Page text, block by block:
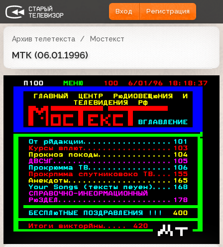
Вход Регистрация
Архив телетекста Мостекст
МТК (06.01.1996)
   П100
  МЕНЮ
100  6/01/96 18:18:37
ГЛАВНЫЙ  ЦЕНТР  РюДИОВЕЩюНИЯ  И
         ТЕЛЕВИДЕНИЯ  РФ


 ВГЛАВЛЕНИЕ


От рйдакции.................. 101
Курсы вплют.................. 103
Прокноз покоды............... 104
ДВСУГ........................ 105
Прокрюмма ТВ................. 106
Прокрпмма спутниковоко ТВ.... 155
Анекдоты..................... 165
Your Songs (тексты пеуен).... 168
СПРАВОЧНО-ИНЕОРМАЦИОННЫЙ
РюЗДЕЛ....................... 178
 
БЕСПЛюТНЫЕ ПОЗДРАВЛЕНИЯ !!! 400

Итоги викторйны..... 420 
  